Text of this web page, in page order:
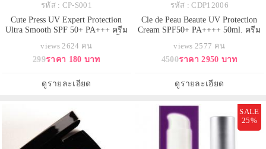
รหัส : CP-S001
Cute Press UV Expert Protection
Ultra Smooth SPF 50+ PA+++ ครีม
รองพื้น กันแดดผสมรองพื้น กันน้ำ
กันแดดเนื้อมูส 30 กรัม (Light Beige)
views 2624 คน
299ราคา 180 บาท
ดูรายละเอียด
รหัส : CDP12006
Cle de Peau Beaute UV Protection
Cream SPF50+ PA++++ 50ml. ครีม
และผิวกาย) ช่วยป้องกันสัญญาณ
แห่งการเสื่อมสภาพของผิวที่เกิดจาก
ธรรมชาติและช่วยเพิ่มความกระจ่าง
ใส มีกลุ่มของโมเลกุลคอมเพล็กซ์ที่
views 2577 คน
4500ราคา 2950 บาท
ดูรายละเอียด
SALE
25%